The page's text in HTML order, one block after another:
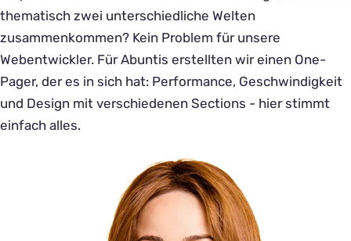
thematisch zwei unterschiedliche Welten
zusammenkommen? Kein Problem für unsere
Webentwickler. Für Abuntis erstellten wir einen One-
Pager, der es in sich hat: Performance, Geschwindigkeit
und Design mit verschiedenen Sections - hier stimmt
einfach alles.